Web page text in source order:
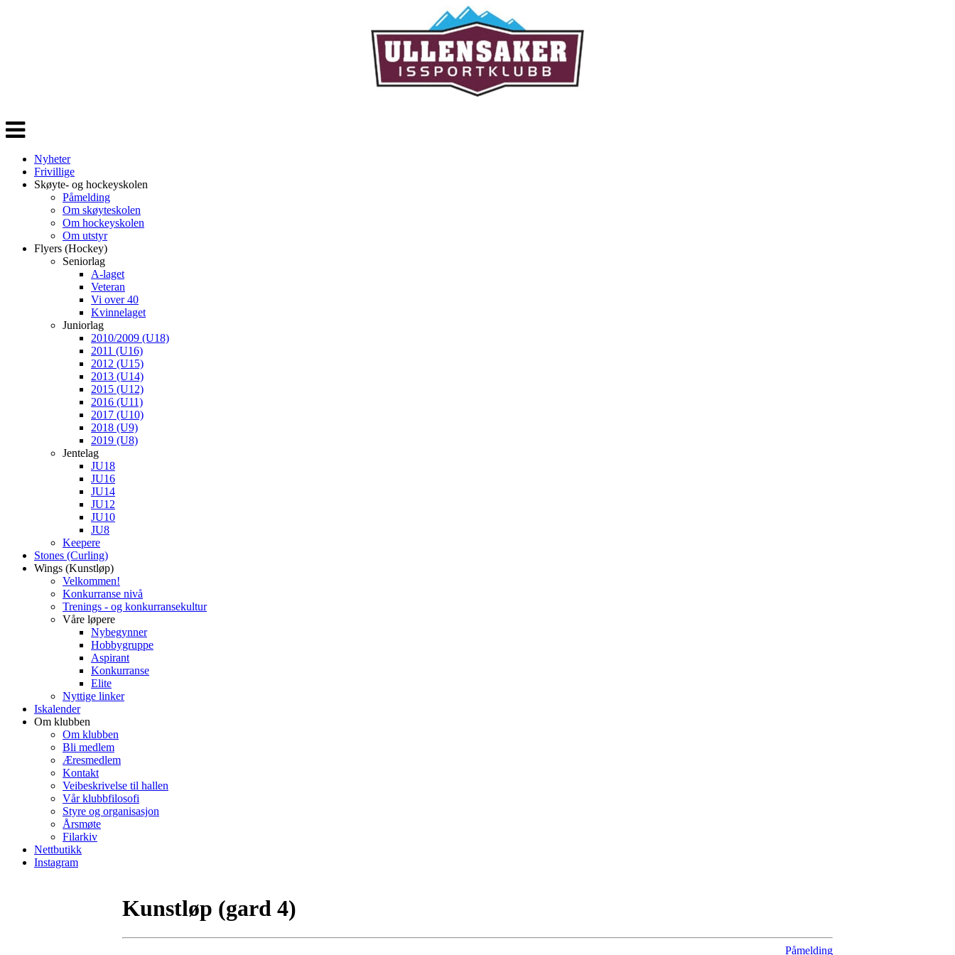
Veksle
navigasjon
Nyheter
Frivillige
Skøyte- og hockeyskolen
Påmelding
Om skøyteskolen
Om hockeyskolen
Om utstyr
Flyers (Hockey)
Seniorlag
A-laget
Veteran
Vi over 40
Kvinnelaget
Juniorlag
2010/2009 (U18)
2011 (U16)
2012 (U15)
2013 (U14)
2015 (U12)
2016 (U11)
2017 (U10)
2018 (U9)
2019 (U8)
Jentelag
JU18
JU16
JU14
JU12
JU10
JU8
Keepere
Stones (Curling)
Wings (Kunstløp)
Velkommen!
Konkurranse nivå
Trenings - og konkurransekultur
Våre løpere
Nybegynner
Hobbygruppe
Aspirant
Konkurranse
Elite
Nyttige linker
Iskalender
Om klubben
Om klubben
Bli medlem
Æresmedlem
Kontakt
Veibeskrivelse til hallen
Vår klubbfilosofi
Styre og organisasjon
Årsmøte
Filarkiv
Nettbutikk
Instagram
Kunstløp (gard 4)
Påmelding